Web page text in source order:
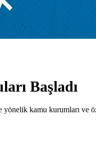
Başladı
kamu kurumları ve